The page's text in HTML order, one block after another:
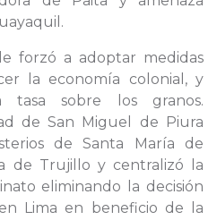
forzó a adoptar medidas
la economía colonial, y
tasa sobre los granos.
de San Miguel de Piura
de Santa María de
de Trujillo y centralizó la
eliminando la decisión
Lima en beneficio de la